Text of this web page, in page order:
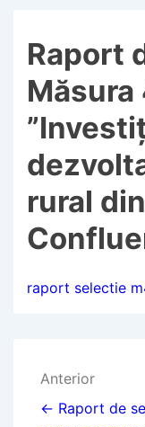
Raport
rural
raport selectie
Navigare
în
Anterior
← Raport de